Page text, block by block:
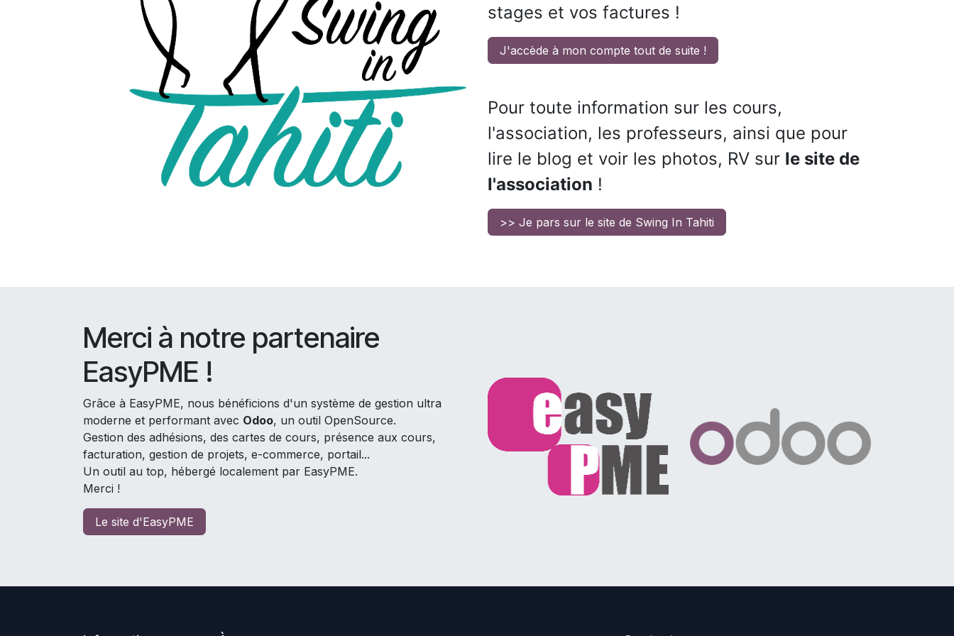
stages et vos factures !
J'accède à mon compte tout de suite !
Pour toute information sur les cours,
l'association, les professeurs, ainsi que pour
lire le blog et voir les photos, RV sur le site de
l'association !
>> Je pars sur le site de Swing In Tahiti
Merci à notre partenaire
EasyPME !
Grâce à EasyPME, nous bénéficions d'un système de gestion ultra
moderne et performant avec Odoo, un outil OpenSource.
Gestion des adhésions, des cartes de cours, présence aux cours,
facturation, gestion de projets, e-commerce, portail...
Un outil au top, hébergé localement par EasyPME.
Merci !
Le site d'EasyPME